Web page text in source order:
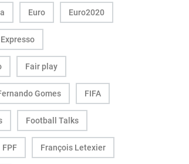
Euro Euro2020
Expresso
Fair play
Gomes FIFA
Football Talks
FPF François Letexier